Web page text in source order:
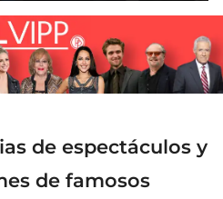
de espectáculos y
de famosos